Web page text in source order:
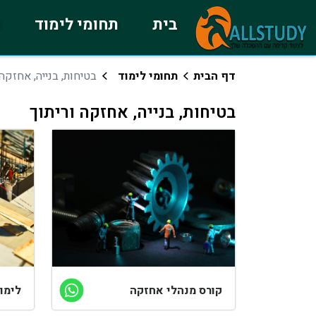
בית תחומי לימוד
דף הבית תחומי לימוד בטיחות, בנייה,
בטיחות, בנייה, אחזקה וריתוך
קורס מנהלי אחזקה